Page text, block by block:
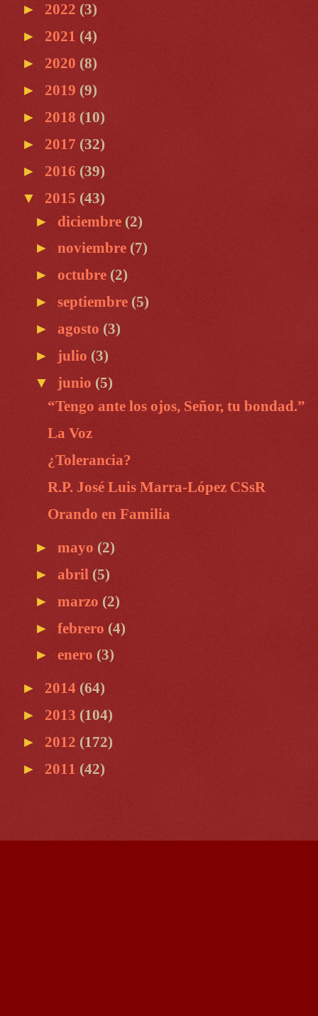
► 2022 (3)
► 2021 (4)
► 2020 (8)
► 2019 (9)
► 2018 (10)
► 2017 (32)
► 2016 (39)
▼ 2015 (43)
► diciembre (2)
► noviembre (7)
► octubre (2)
► septiembre (5)
► agosto (3)
► julio (3)
▼ junio (5)
“Tengo ante los ojos, Señor, tu bondad.”
La Voz
¿Tolerancia?
R.P. José Luis Marra-López CSsR
Orando en Familia
► mayo (2)
► abril (5)
► marzo (2)
► febrero (4)
► enero (3)
► 2014 (64)
► 2013 (104)
► 2012 (172)
► 2011 (42)